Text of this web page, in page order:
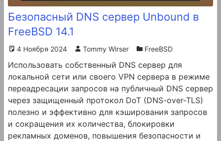
Безопасный DNS сервер Unbound в
FreeBSD 14.1
4 Ноября 2024 Tommy Wirser FreeBSD
Использовать собственный DNS сервер для
локальной сети или своего VPN сервера в режиме
переадресации запросов на публичный DNS сервер
через защищенный протокол DoT (DNS-over-TLS)
полезно и эффективно для кэширования запросов
и сокращения их количества, блокировки
рекламных доменов, повышения безопасности и